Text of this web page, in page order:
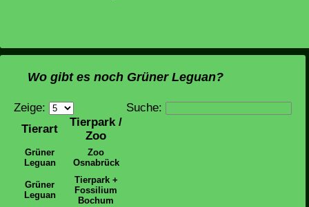
Wo gibt es noch Grüner Leguan?
Suche:
Zeige:
Tierart
Tierpark /
Zoo
Grüner
Leguan
Zoo
Osnabrück
Grüner
Leguan
Tierpark +
Fossilium
Bochum